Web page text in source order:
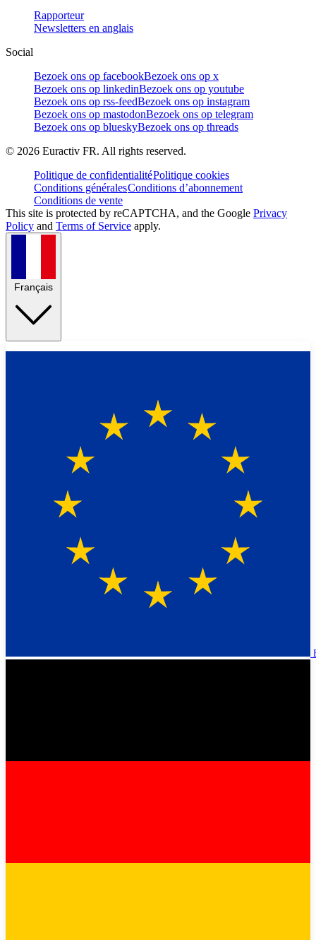
Rapporteur
Newsletters en anglais
Social
Bezoek ons op facebookBezoek ons op x
Bezoek ons op linkedinBezoek ons op youtube
Bezoek ons op rss-feedBezoek ons op instagram
Bezoek ons op mastodonBezoek ons op telegram
Bezoek ons op blueskyBezoek ons op threads
© 2026 Euractiv FR. All rights reserved.
Politique de confidentialitéPolitique cookies
Conditions généralesConditions d’abonnement
Conditions de vente
This site is protected by reCAPTCHA, and the Google Privacy
Policy and Terms of Service apply.
Français